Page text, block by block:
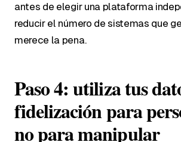
antes de elegir una plataforma
reducir el número de sistemas que
merece la pena.
Paso 4: utiliza tus
fidelización para
no para manipular